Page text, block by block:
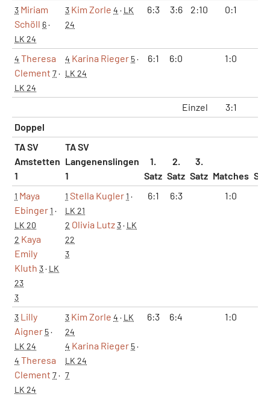
3 Miriam
Schöll 6·
LK 24
3 Kim Zorle 4 · LK
24
6:3 3:6 2:10 0:1
4 Theresa
Clement 7·
LK 24
4 Karina Rieger 5·
LK 24
6:1 6:0 1:0
Einzel 3:1
Doppel
TA SV
Amstetten
1
TA SV
Langenenslingen
1
1.
Satz
2.
Satz
3.
Satz Matches
1 Maya
Ebinger1 ·
LK 20
2 Kaya
Emily
Kluth 3· LK
23
3
1 Stella Kugler1 ·
LK 21
2 Olivia Lutz3· LK
22
3
6:1 6:3 1:0
3 Lilly
Aigner 5·
LK 24
4 Theresa
Clement 7·
LK 24
3 Kim Zorle 4 · LK
24
4 Karina Rieger 5·
LK 24
7
6:3 6:4 1:0